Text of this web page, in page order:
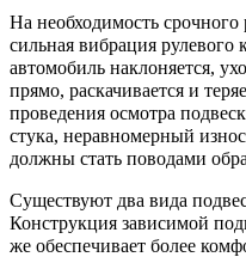
На необходимость срочного
сильная вибрация
автомобиль наклоняется,
прямо, раскачивается и
проведения осмотра
стука, неравномерный
должны стать поводами
Существуют два вида
Конструкция зависимой
же обеспечивает более